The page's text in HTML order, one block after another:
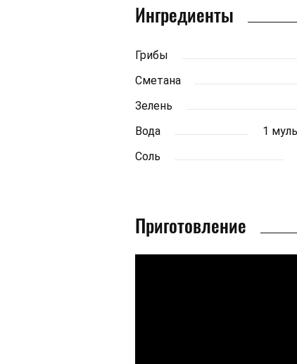
Ингредиенты
Грибы
Сметана
Зелень
Вода
1
Соль
Приготовление